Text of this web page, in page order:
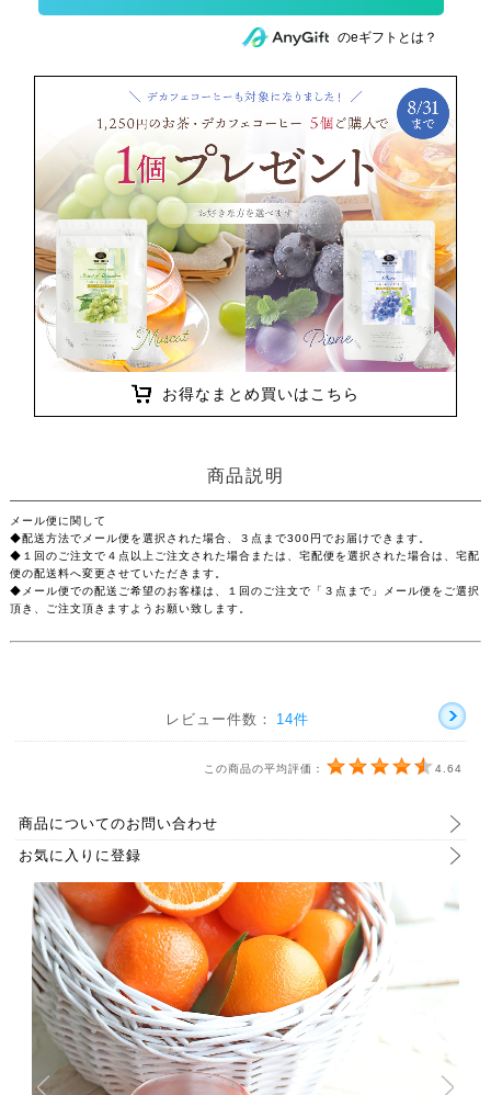
のeギフトとは？
お得なまとめ買いはこちら
商品説明
メール便に関して
◆配送方法でメール便を選択された場合、３点まで300円でお届けできます。
◆１回のご注文で４点以上ご注文された場合または、宅配便を選択された場合は、宅配
便の配送料へ変更させていただきます。
◆メール便での配送ご希望のお客様は、１回のご注文で「３点まで」メール便をご選択
頂き、ご注文頂きますようお願い致します。
レビュー件数： 14件
この商品の平均評価： 4.64
商品についてのお問い合わせ
お気に入りに登録